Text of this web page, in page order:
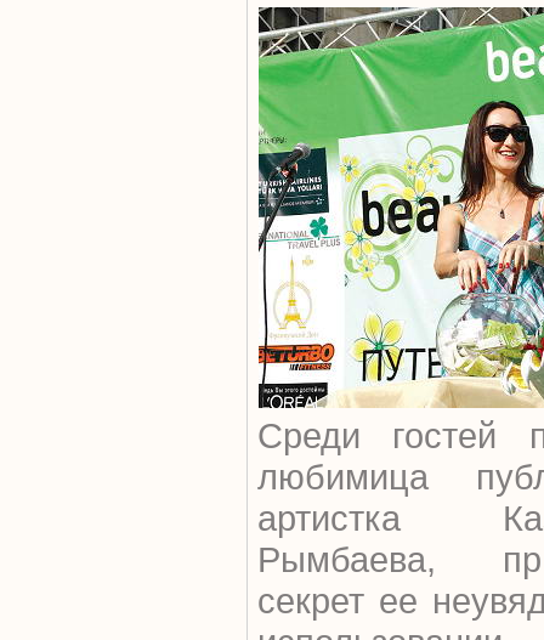
Среди гостей
любимица
артистка
Рымбаева,
секрет ее